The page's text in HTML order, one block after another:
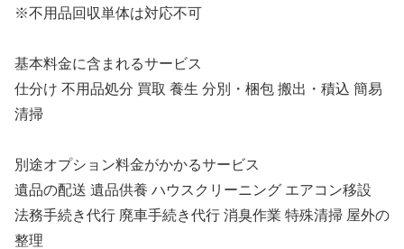
※不用品回収単体は対応不可
基本料金に含まれるサービス
仕分け 不用品処分 買取 養生 分別・梱包 搬出・積込 簡易
清掃
別途オプション料金がかかるサービス
遺品の配送 遺品供養 ハウスクリーニング エアコン移設
法務手続き代行 廃車手続き代行 消臭作業 特殊清掃 屋外の
整理